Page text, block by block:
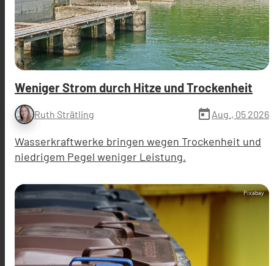
Weniger Strom durch Hitze und Trockenheit
Ruth Strätling today Aug., 05 2026
Wasserkraftwerke bringen wegen Trockenheit und
niedrigem Pegel weniger Leistung.
Pixabay